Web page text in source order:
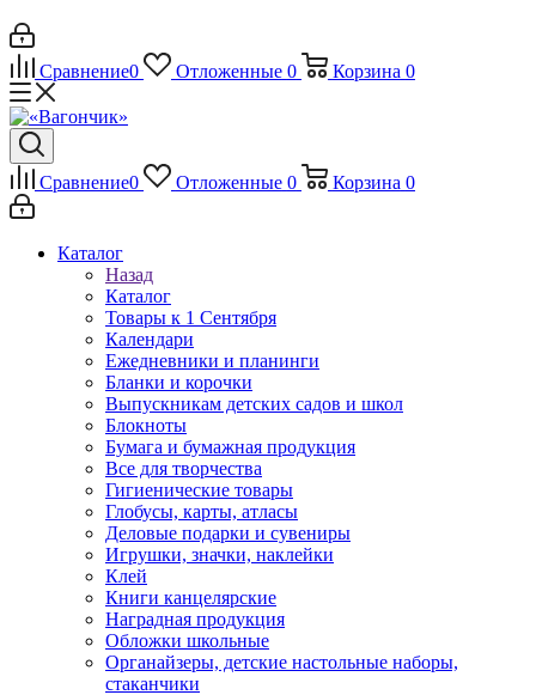
Сравнение0 Отложенные 0 Корзина 0
Сравнение0 Отложенные 0 Корзина 0
Каталог
Назад
Каталог
Товары к 1 Сентября
Календари
Ежедневники и планинги
Бланки и корочки
Выпускникам детских садов и школ
Блокноты
Бумага и бумажная продукция
Все для творчества
Гигиенические товары
Глобусы, карты, атласы
Деловые подарки и сувениры
Игрушки, значки, наклейки
Клей
Книги канцелярские
Наградная продукция
Обложки школьные
Органайзеры, детские настольные наборы,
стаканчики